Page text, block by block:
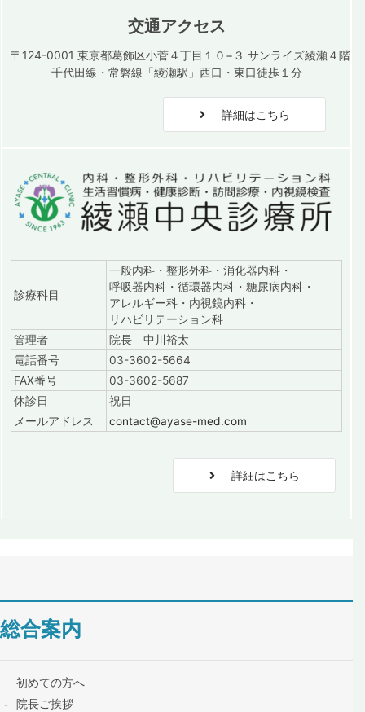
交通アクセス
〒124-0001 東京都葛飾区小菅４丁目１０−３ サンライズ綾瀬４階
千代田線・常磐線「綾瀬駅」西口・東口徒歩１分
詳細はこちら
診療科目
一般内科・整形外科・消化器内科・
呼吸器内科・循環器内科・糖尿病内科・
アレルギー科・内視鏡内科・
リハビリテーション科
管理者
院長 中川裕太
電話番号
03-3602-5664
FAX番号
03-3602-5687
休診日
祝日
メールアドレス
contact@ayase-med.com
詳細はこちら
総合案内
初めての方へ
院長ご挨拶